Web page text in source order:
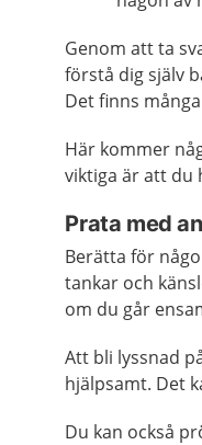
Genom att ta
förstå dig själv
Det finns
Här kommer
viktiga är att du
Prata med
Berätta för
tankar och
om du går
Att bli lyssnad
hjälpsamt. Det
Du kan också